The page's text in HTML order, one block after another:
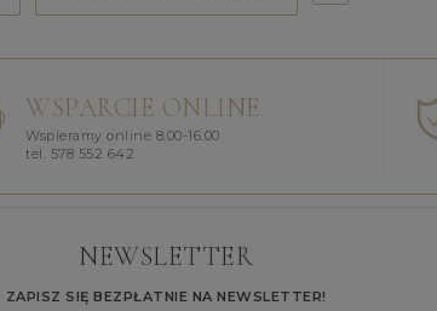
WSPARCIE ONLINE
Wspieramy online 8.00-16.00
tel. 578 552 642
NEWSLETTER
ZAPISZ SIĘ BEZPŁATNIE NA NEWSLETTER!